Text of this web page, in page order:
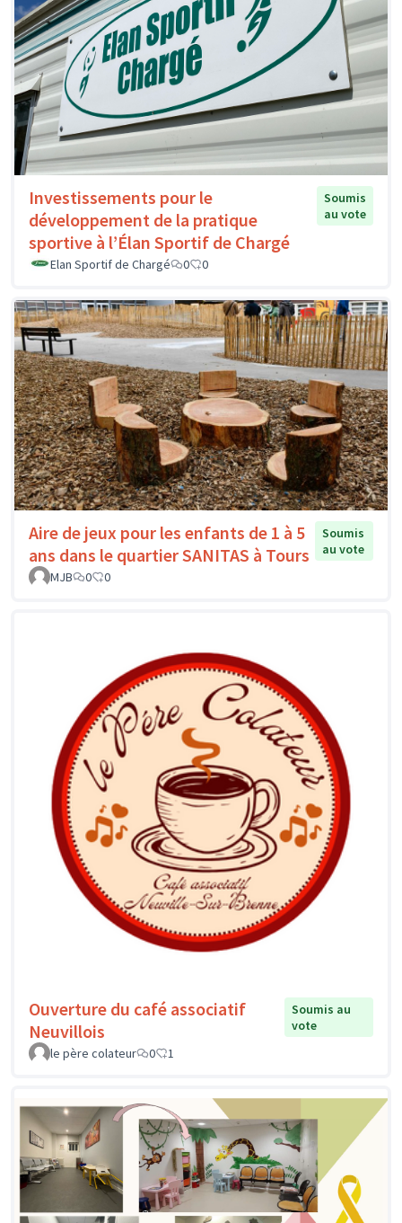
Investissements pour le
développement de la pratique
sportive à l’Élan Sportif de Chargé
Soumis
au vote
Elan Sportif de Chargé 0 0
Aire de jeux pour les enfants de 1 à 5
ans dans le quartier SANITAS à Tours
Soumis
au vote
MJB
0 0
Ouverture du café associatif
Neuvillois
Soumis au
vote
le père colateur
0 1